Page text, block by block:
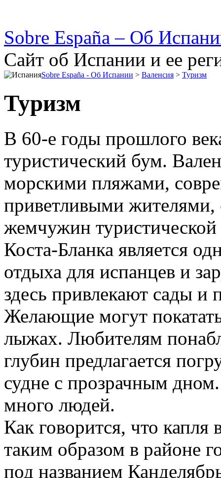
Sobre España – Об
Сайт об Испании и ее
Sobre España - Об Испании > Валенсия > Туризм
Туризм
В 60-е годы прошлого
туристический бум.
морскими пляжами,
приветливыми жителями,
жемчужин
Коста-Бланка является
отдыха для испанцев и
здесь привлекают сады
Желающие могут
лыжах. Любителям
глубин предлагается
судне с прозрачным
много людей.
Как говорится, что
таким образом в районе
под названием